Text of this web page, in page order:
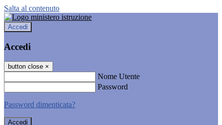
Salta al contenuto
Accedi
Accedi
button close ×
Nome Utente
Password
Password dimenticata?